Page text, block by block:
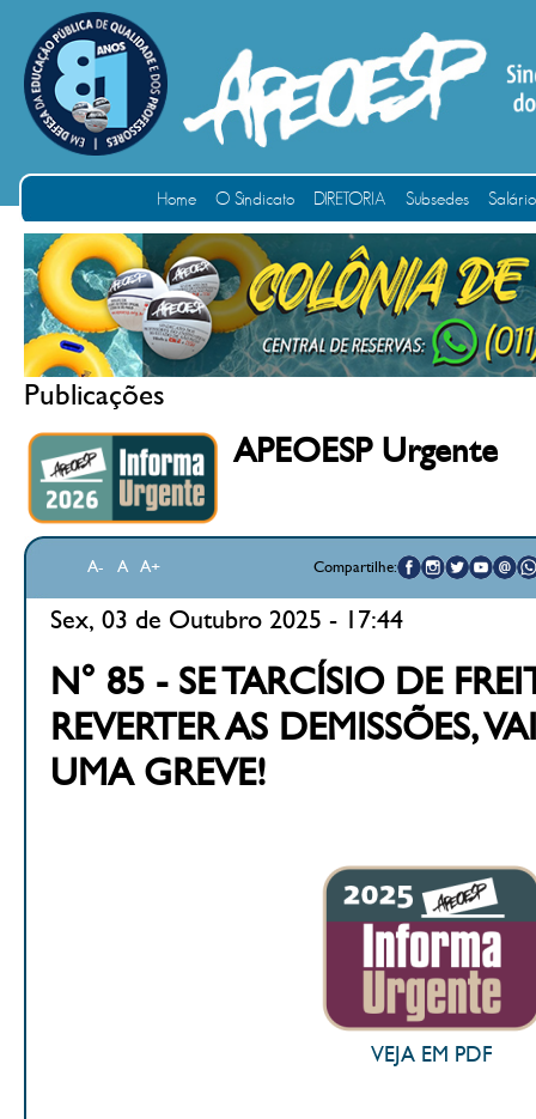
Home O Sindicato DIRETORIA Subsedes
Publicações
APEOESP Urgente
A- A A+ Compartilhe:
Sex, 03 de Outubro 2025 - 17:44
N° 85 - SE TARCÍSIO DE
REVERTER AS DEMISSÕES,
UMA GREVE!
VEJA EM PDF